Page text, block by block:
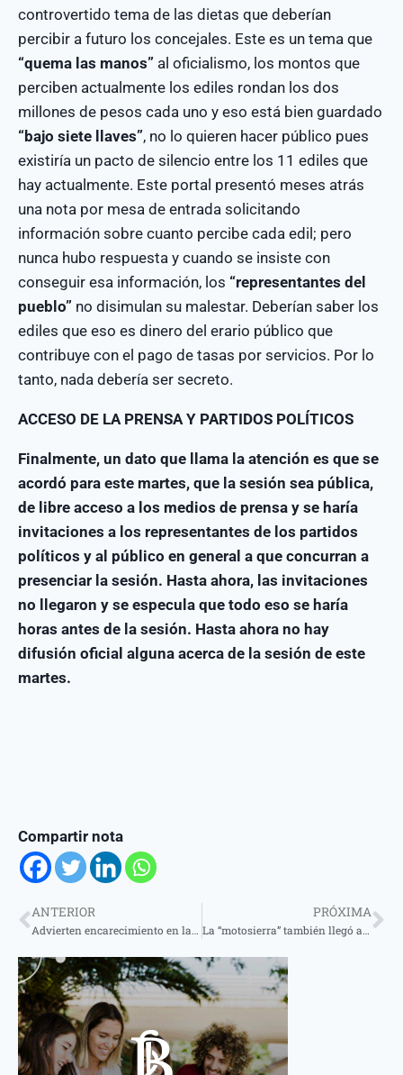
controvertido tema de las dietas que deberían
percibir a futuro los concejales. Este es un tema que
“quema las manos” al oficialismo, los montos que
perciben actualmente los ediles rondan los dos
millones de pesos cada uno y eso está bien guardado
“bajo siete llaves”, no lo quieren hacer público pues
existiría un pacto de silencio entre los 11 ediles que
hay actualmente. Este portal presentó meses atrás
una nota por mesa de entrada solicitando
información sobre cuanto percibe cada edil; pero
nunca hubo respuesta y cuando se insiste con
conseguir esa información, los “representantes del
pueblo” no disimulan su malestar. Deberían saber los
ediles que eso es dinero del erario público que
contribuye con el pago de tasas por servicios. Por lo
tanto, nada debería ser secreto.
ACCESO DE LA PRENSA Y PARTIDOS POLÍTICOS
Finalmente, un dato que llama la atención es que se
acordó para este martes, que la sesión sea pública,
de libre acceso a los medios de prensa y se haría
invitaciones a los representantes de los partidos
políticos y al público en general a que concurran a
presenciar la sesión. Hasta ahora, las invitaciones
no llegaron y se especula que todo eso se haría
horas antes de la sesión. Hasta ahora no hay
difusión oficial alguna acerca de la sesión de este
martes.
Compartir nota
ANTERIOR
Advierten encarecimiento en la producción de carne por ausencia de frigoríficos
PRÓXIMA
La “motosierra” también llegó al sector maderero y la situación es complicada